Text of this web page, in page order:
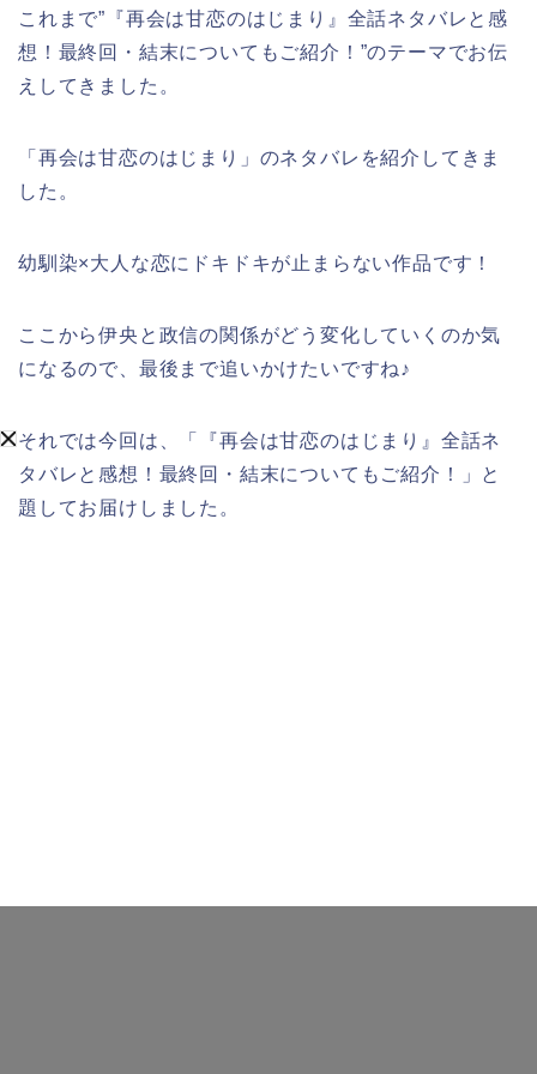
これまで”『再会は甘恋のはじまり』全話ネタバレと感
想！最終回・結末についてもご紹介！”のテーマでお伝
えしてきました。
「再会は甘恋のはじまり」のネタバレを紹介してきま
した。
幼馴染×大人な恋にドキドキが止まらない作品です！
ここから伊央と政信の関係がどう変化していくのか気
になるので、最後まで追いかけたいですね♪
それでは今回は、「『再会は甘恋のはじまり』全話ネ
タバレと感想！最終回・結末についてもご紹介！」と
題してお届けしました。